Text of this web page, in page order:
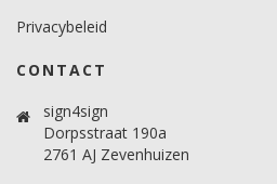
Privacybeleid
CONTACT
sign4sign
Dorpsstraat 190a
2761 AJ Zevenhuizen